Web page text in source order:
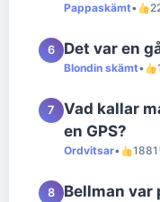
Pappaskämt•
6 Det var en
Blondin skämt•
7
Vad kallar
en GPS?
Ordvitsar• 1881
8 Bellman var